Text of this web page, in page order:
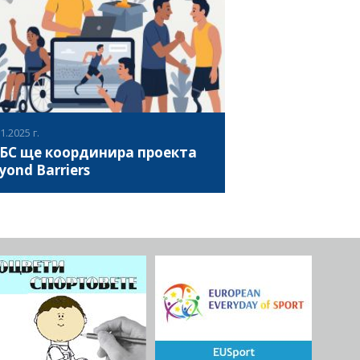
Barriers – „Отвъд бариерите: да
приобщаващия спорт видим“,
от програма „Еразъм+“ на
съюз.
ВИЖ ПОВЕЧЕ
г.
ще координира проекта
Barriers
които работят с хора с
Той подчертава, че въпреки
през последните години, спортът
хора с увреждания в Европа все още
от ограничена видимост, липса на
представяне, ограничен достъп до
ВИЖ ПОВЕЧЕ